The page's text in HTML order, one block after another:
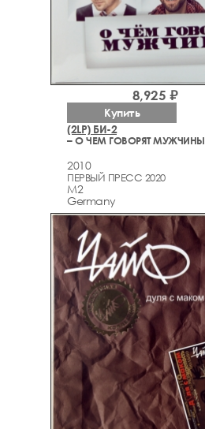
(2LP) БИ-2
– О ЧЕМ ГОВОРЯТ МУЖЧИНЫ
2010
ПЕРВЫЙ ПРЕСС 2020
M2
Germany
8,925 ₽
Купить